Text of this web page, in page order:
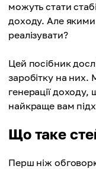
можуть стати
доходу. Але
реалізувати?
Цей посібник
заробітку на них.
генерації
найкраще вам
Що таке
Перш ніж